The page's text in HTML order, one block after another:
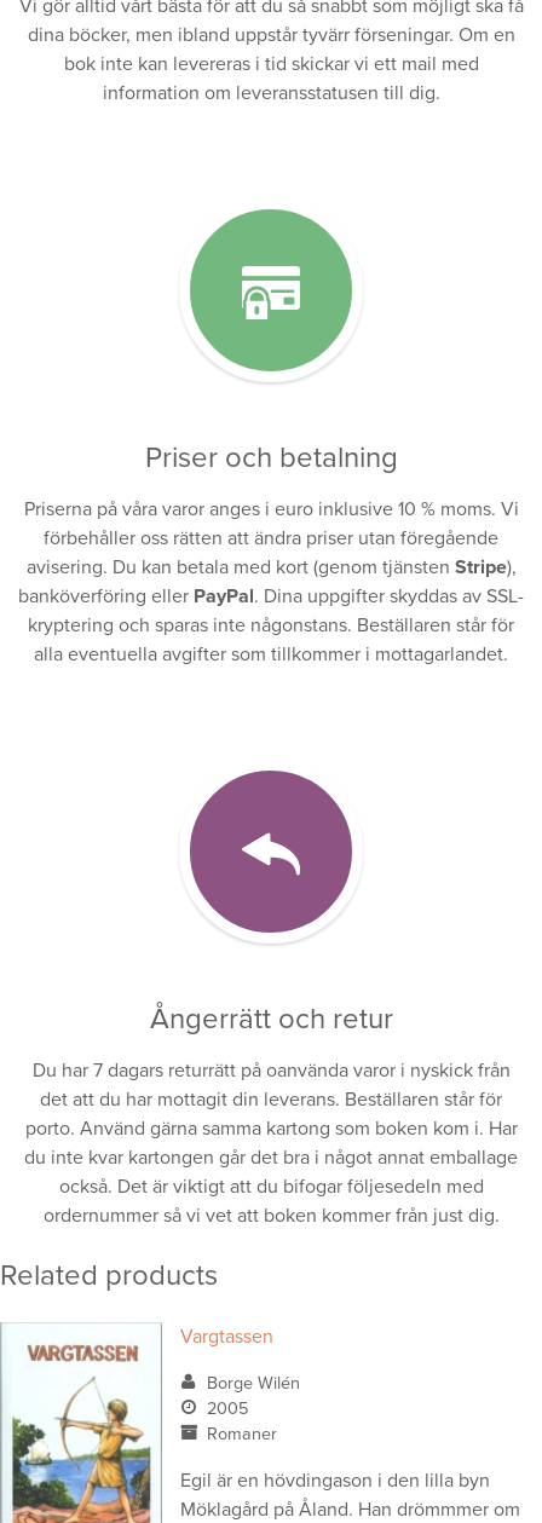
Vi gör alltid vårt bästa för att du så snabbt som möjligt ska få
dina böcker, men ibland uppstår tyvärr förseningar. Om en
bok inte kan levereras i tid skickar vi ett mail med
information om leveransstatusen till dig.
Priser och betalning
Priserna på våra varor anges i euro inklusive 10 % moms. Vi
förbehåller oss rätten att ändra priser utan föregående
avisering. Du kan betala med kort (genom tjänsten Stripe),
banköverföring eller PayPal. Dina uppgifter skyddas av SSL-
kryptering och sparas inte någonstans. Beställaren står för
alla eventuella avgifter som tillkommer i mottagarlandet.
Ångerrätt och retur
Du har 7 dagars returrätt på oanvända varor i nyskick från
det att du har mottagit din leverans. Beställaren står för
porto. Använd gärna samma kartong som boken kom i. Har
du inte kvar kartongen går det bra i något annat emballage
också. Det är viktigt att du bifogar följesedeln med
ordernummer så vi vet att boken kommer från just dig.
Related products
Vargtassen
Borge Wilén
2005
Romaner
Egil är en hövdingason i den lilla byn
Möklagård på Åland. Han drömmmer om